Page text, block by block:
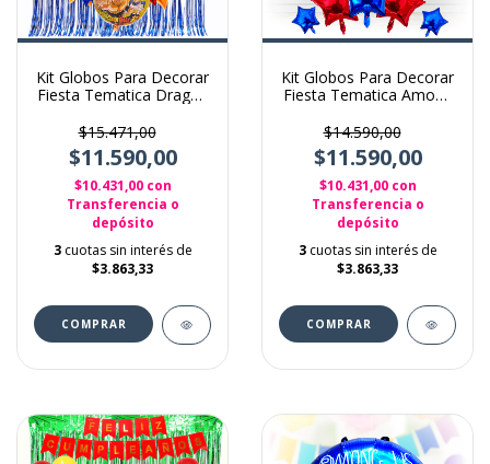
Kit Globos Para Decorar
Fiesta Tematica Dragon
$15.471,00
$11.590,00
$10.431,00 con
Transferencia o
depósito
3 cuotas sin interés de
$3.863,33
Kit Globos Para Decorar
Fiesta Tematica Among
$14.590,00
$11.590,00
$10.431,00 con
Transferencia o
depósito
3 cuotas sin interés de
$3.863,33